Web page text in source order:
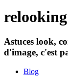
relooking
Astuces look,
d'image, c'est
Blog